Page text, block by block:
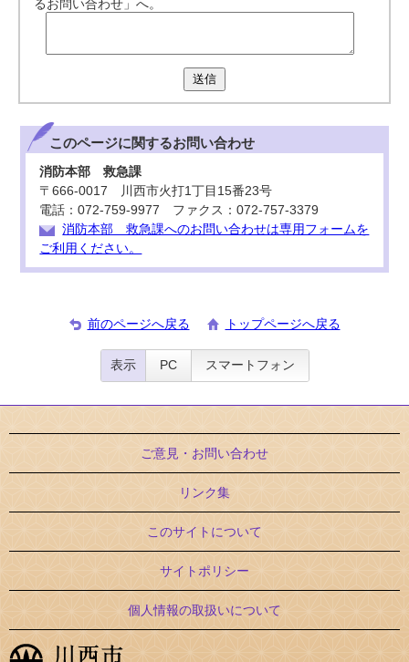
るお問い合わせ」へ。
送信
このページに関するお問い合わせ
消防本部 救急課
〒666-0017 川西市火打1丁目15番23号
電話：072-759-9977 ファクス：072-757-3379
消防本部 救急課へのお問い合わせは専用フォームを
ご利用ください。
前のページへ戻る トップページへ戻る
表示 PC スマートフォン
ご意見・お問い合わせ
リンク集
このサイトについて
サイトポリシー
個人情報の取扱いについて